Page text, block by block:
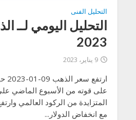
التحليل الفنى
2023
9 يناير، 2023
على قوته من الأسبوع الماضي
المتزايدة من الركود العالمي
مع انخفاض الدولار...